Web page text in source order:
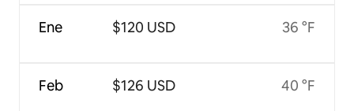
Ene
Feb
$120 USD
$126 USD
36 °F
40 °F